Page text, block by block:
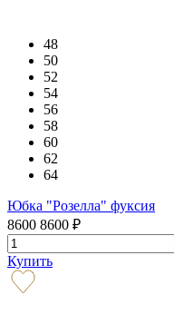
48
50
52
54
56
58
60
62
64
Юбка "Розелла" фуксия
8600 8600 ₽
Купить